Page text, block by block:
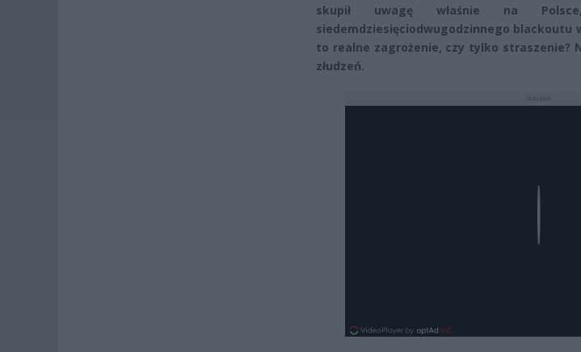
skupił uwagę właśnie na
siedemdziesięciodwugodzinnego blackoutu
to realne zagrożenie, czy tylko straszenie?
złudzeń.